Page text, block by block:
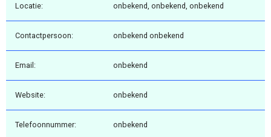
Locatie: onbekend, onbekend, onbekend
Contactpersoon: onbekend onbekend
Email: onbekend
Website: onbekend
Telefoonnummer: onbekend